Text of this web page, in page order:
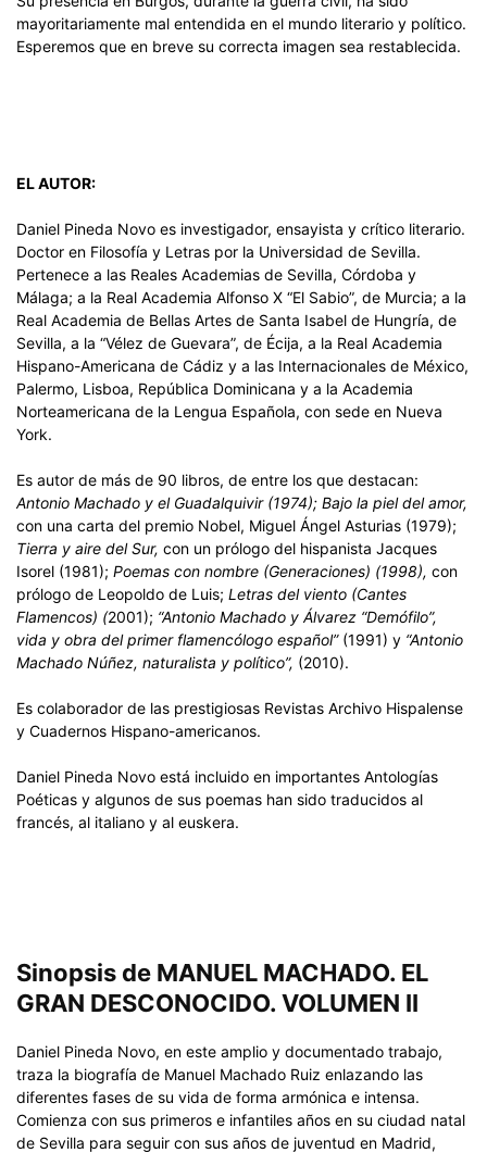
mayoritariamente mal entendida en el mundo literario y político.
Esperemos que en breve su correcta imagen sea restablecida.
EL AUTOR:
Daniel Pineda Novo es investigador, ensayista y crítico literario.
Doctor en Filosofía y Letras por la Universidad de Sevilla.
Pertenece a las Reales Academias de Sevilla, Córdoba y
Málaga; a la Real Academia Alfonso X “El Sabio”, de Murcia; a la
Real Academia de Bellas Artes de Santa Isabel de Hungría, de
Sevilla, a la “Vélez de Guevara”, de Écija, a la Real Academia
Hispano-Americana de Cádiz y a las Internacionales de México,
Palermo, Lisboa, República Dominicana y a la Academia
Norteamericana de la Lengua Española, con sede en Nueva
York.
Es autor de más de 90 libros, de entre los que destacan:
Antonio Machado y el Guadalquivir (1974); Bajo la piel del amor,
con una carta del premio Nobel, Miguel Ángel Asturias (1979);
Tierra y aire del Sur, con un prólogo del hispanista Jacques
Isorel (1981); Poemas con nombre (Generaciones) (1998), con
prólogo de Leopoldo de Luis; Letras del viento (Cantes
Flamencos) (2001); “Antonio Machado y Álvarez “Demófilo”,
vida y obra del primer flamencólogo español” (1991) y “Antonio
Machado Núñez, naturalista y político”, (2010).
Es colaborador de las prestigiosas Revistas Archivo Hispalense
y Cuadernos Hispano-americanos.
Daniel Pineda Novo está incluido en importantes Antologías
Poéticas y algunos de sus poemas han sido traducidos al
francés, al italiano y al euskera.
Sinopsis de MANUEL MACHADO. EL
GRAN DESCONOCIDO. VOLUMEN II
Daniel Pineda Novo, en este amplio y documentado trabajo,
traza la biografía de Manuel Machado Ruiz enlazando las
diferentes fases de su vida de forma armónica e intensa.
Comienza con sus primeros e infantiles años en su ciudad natal
de Sevilla para seguir con sus años de juventud en Madrid,